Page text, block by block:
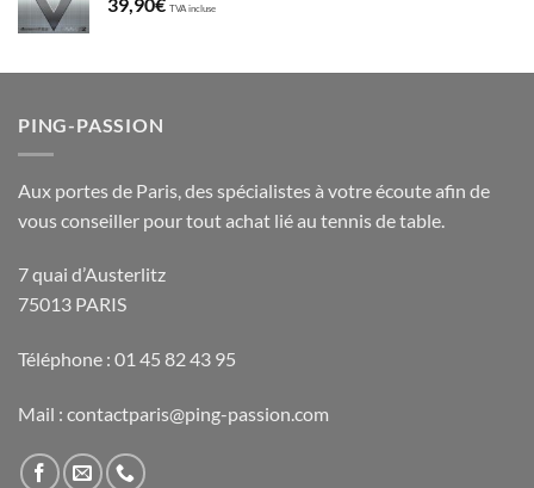
TVA incluse
PING-PASSION
Aux portes de Paris, des spécialistes à votre écoute afin de
vous conseiller pour tout achat lié au tennis de table.
7 quai d’Austerlitz
75013 PARIS
Téléphone : 01 45 82 43 95
Mail : contactparis@ping-passion.com